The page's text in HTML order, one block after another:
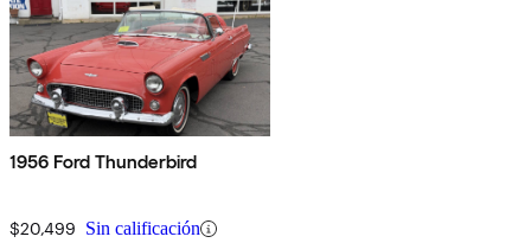
1956 Ford Thunderbird
$20,499 Sin calificación